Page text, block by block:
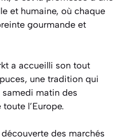
et humaine, où chaque
gourmande et
a accueilli son tout
une tradition qui
matin des
l’Europe.
des marchés